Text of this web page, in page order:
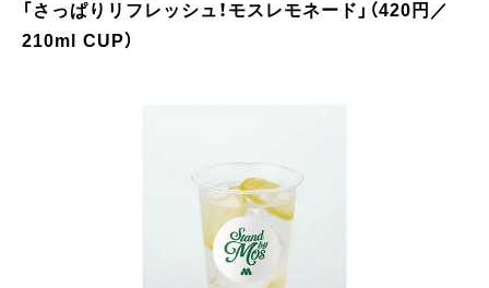
「さっぱりリフレッシュ！モスレモネード」（420円／
210ml CUP）